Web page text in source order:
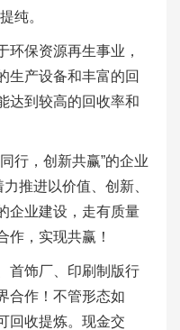
纯。
环保资源再生事业，
生产设备和丰富的回
达到较高的回收率和
行，创新共赢”的企业
推进以价值、创新、
企业建设，走有质量
作，实现共赢！
首饰厂、印刷制版行
合作！不管形态如
回收提炼。现金交